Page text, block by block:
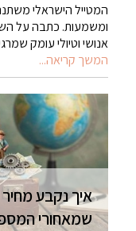
המטייל הישראלי
ומשמעות. כתבה על
אנושי וטיולי עומק
המשך קריאה...
איך נקבע
שמאחורי